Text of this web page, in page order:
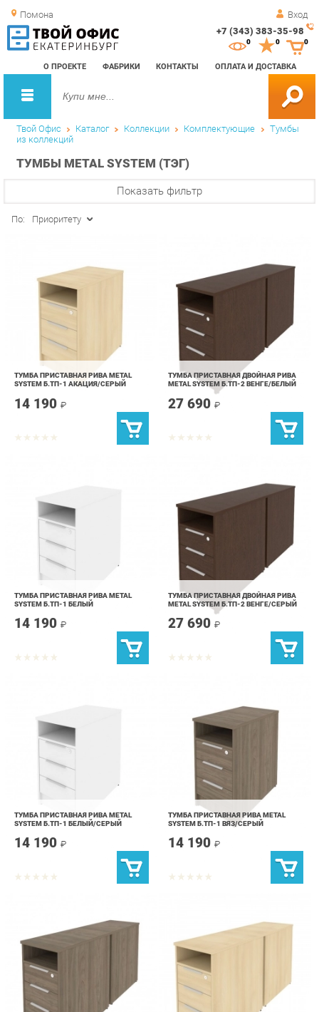
Помона Вход
+7 (343) 383-35-98
О ПРОЕКТЕ ФАБРИКИ КОНТАКТЫ ОПЛАТА И ДОСТАВКА
0 0
Твой Офис Каталог Коллекции Комплектующие Тумбы
из коллекций
ТУМБЫ METAL SYSTEM (ТЭГ)
ТУМБА ПРИСТАВНАЯ РИВА METAL
SYSTEM Б.ТП-1 АКАЦИЯ/СЕРЫЙ
14 190₽
ТУМБА ПРИСТАВНАЯ ДВОЙНАЯ РИВА
METAL SYSTEM Б.ТП-2 ВЕНГЕ/БЕЛЫЙ
27 690₽
ТУМБА ПРИСТАВНАЯ РИВА METAL
SYSTEM Б.ТП-1 БЕЛЫЙ
14 190₽
ТУМБА ПРИСТАВНАЯ ДВОЙНАЯ РИВА
METAL SYSTEM Б.ТП-2 ВЕНГЕ/СЕРЫЙ
27 690₽
ТУМБА ПРИСТАВНАЯ РИВА METAL
SYSTEM Б.ТП-1 БЕЛЫЙ/СЕРЫЙ
14 190₽
ТУМБА ПРИСТАВНАЯ РИВА METAL
SYSTEM Б.ТП-1 ВЯЗ/СЕРЫЙ
14 190₽
ТУМБА ПРИСТАВНАЯ ДВОЙНАЯ РИВА
METAL SYSTEM Б.ТП-2 ВЯЗ/БЕЛЫЙ
ТУМБА ПРИСТАВНАЯ ДВОЙНАЯ РИВА
METAL SYSTEM Б.ТП-2 АКАЦИЯ/